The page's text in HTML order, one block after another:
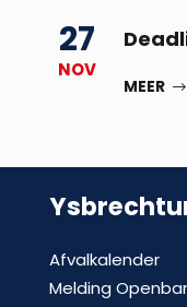
27
NOV
MEER
Afvalkalender
Melding